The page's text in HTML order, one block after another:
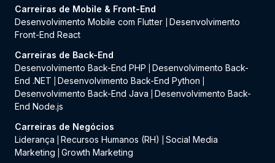
Carreiras de Mobile & Front-End
Desenvolvimento Mobile com Flutter
Desenvolvimento
Front-End React
Carreiras de Back-End
Desenvolvimento Back-End PHP
Desenvolvimento Back-
End .NET
Desenvolvimento Back-End Python
Desenvolvimento Back-End Java
Desenvolvimento Back-
End Node.js
Carreiras de Negócios
Liderança
Recursos Humanos (RH)
Social Media
Marketing
Growth Marketing